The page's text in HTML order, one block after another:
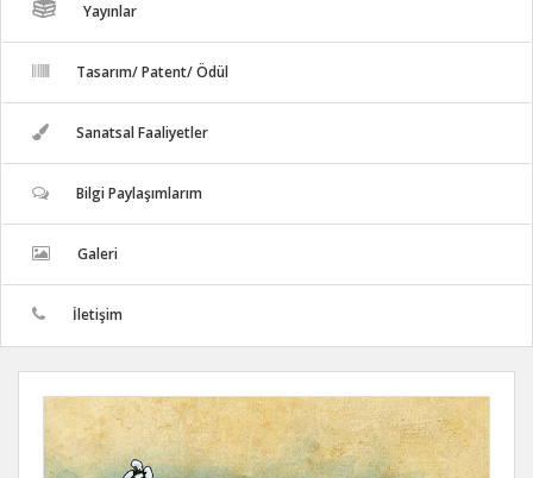
Yayınlar
Tasarım/ Patent/ Ödül
Sanatsal Faaliyetler
Bilgi Paylaşımlarım
Galeri
İletişim